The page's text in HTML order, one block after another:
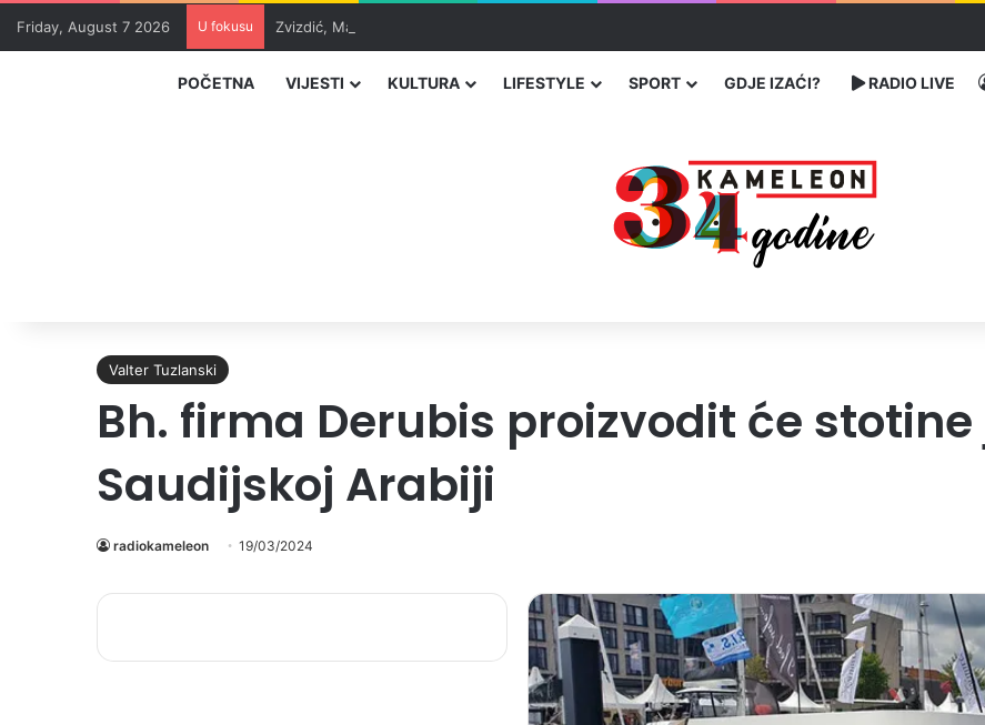
Friday, August 7 2026 U fokusu Zvizdić, Magazinović i Kojović traže poseban status za Memorijalni centar Srebrenica
POČETNA VIJESTI KULTURA LIFESTYLE SPORT GDJE IZAĆI? RADIO LIVE
Valter Tuzlanski
Bh. firma Derubis proizvodit će
Saudijskoj Arabiji
radiokameleon 19/03/2024